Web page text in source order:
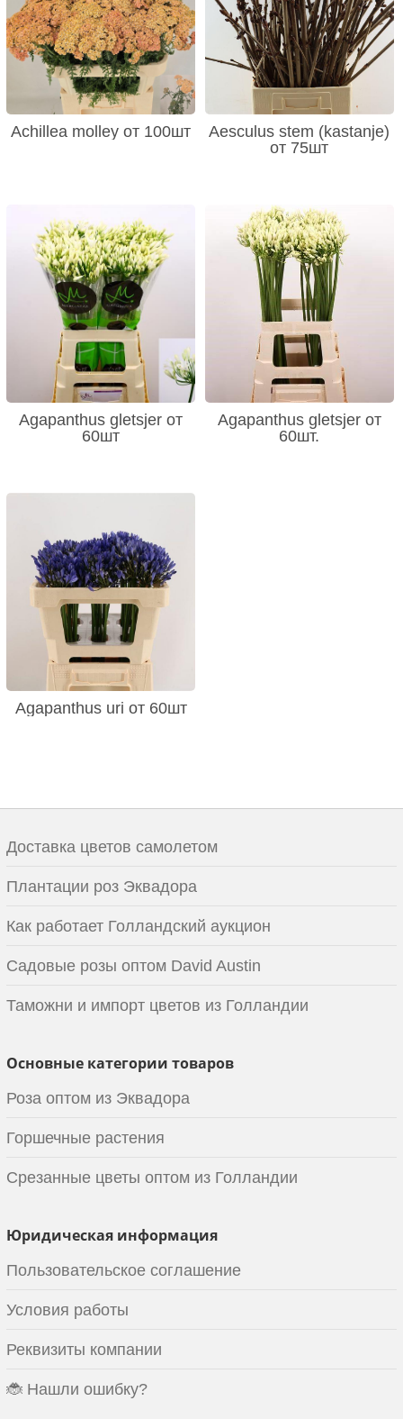
Achillea molley от 100шт
Aesculus stem (kastanje)
от 75шт
Agapanthus gletsjer от
60шт
Agapanthus gletsjer от
60шт.
Agapanthus uri от 60шт
Доставка цветов самолетом
Плантации роз Эквадора
Как работает Голландский аукцион
Садовые розы оптом David Austin
Таможни и импорт цветов из Голландии
Основные категории товаров
Роза оптом из Эквадора
Горшечные растения
Срезанные цветы оптом из Голландии
Юридическая информация
Пользовательское соглашение
Условия работы
Реквизиты компании
🐞 Нашли ошибку?